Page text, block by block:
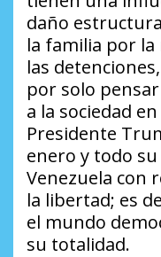
daño
la familia por
las
por solo
a la sociedad
Presidente
enero y todo
Venezuela con
la libertad; es
el mundo
su totalidad.